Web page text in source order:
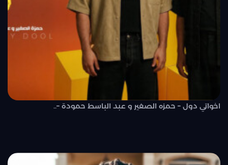
اخواتي دول – حمزه الصغير و عبد الباسط حمودة –..